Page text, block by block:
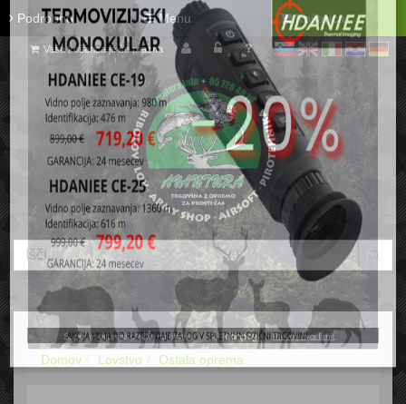
Podrobno Menu Košarica
sl en it hr de
Vaša košarica je še prazna
Domov Lovstvo Ostala oprema